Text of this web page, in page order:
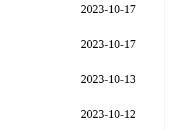
2023-10-17
2023-10-17
2023-10-13
2023-10-12